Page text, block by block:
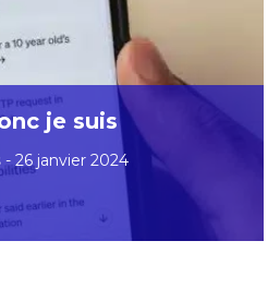
je suis
- 26 janvier 2024